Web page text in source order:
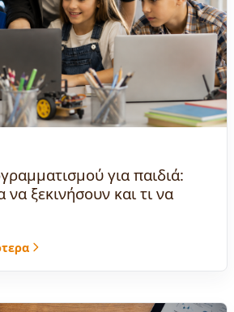
για παιδιά:
να ξεκινήσουν και τι να